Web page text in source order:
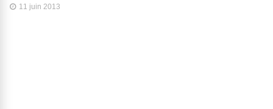
11 juin 2013